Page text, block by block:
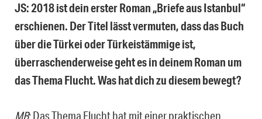
JS: 2018 ist dein erster Roman „Briefe aus Istanbul“
erschienen. Der Titel lässt vermuten, dass das Buch
über die Türkei oder Türkeistämmige ist,
überraschenderweise geht es in deinem Roman um
das Thema Flucht. Was hat dich zu diesem bewegt?
MB: Das Thema Flucht hat mit einer praktischen